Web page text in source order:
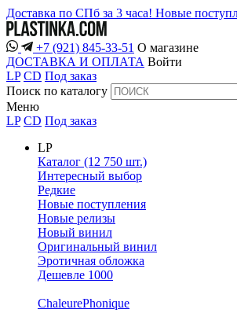
Доставка по СПб за 3 часа! Новые
+7 (921) 845-33-51 О магазине
ДОСТАВКА И ОПЛАТА Войти
LP CD Под заказ
Поиск по каталогу
Меню
LP CD Под заказ
LP
Каталог (12 750 шт.)
Интересный выбор
Редкие
Новые поступления
Новые релизы
Новый винил
Оригинальный винил
Эротичная обложка
Дешевле 1000
ChaleurePhonique